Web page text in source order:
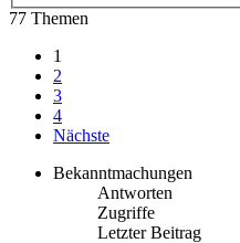
77 Themen
1
2
3
4
Nächste
Bekanntmachungen
Antworten
Zugriffe
Letzter Beitrag